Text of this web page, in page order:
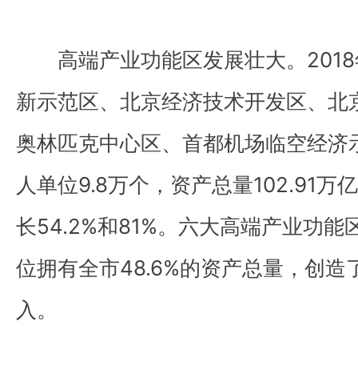
高端产业功能区发展壮大。2018
新示范区、北京经济技术开发区、
奥林匹克中心区、首都机场临空经
人单位9.8万个，资产总量102.91万
长54.2%和81%。六大高端产业功能
位拥有全市48.6%的资产总量，创造
入。